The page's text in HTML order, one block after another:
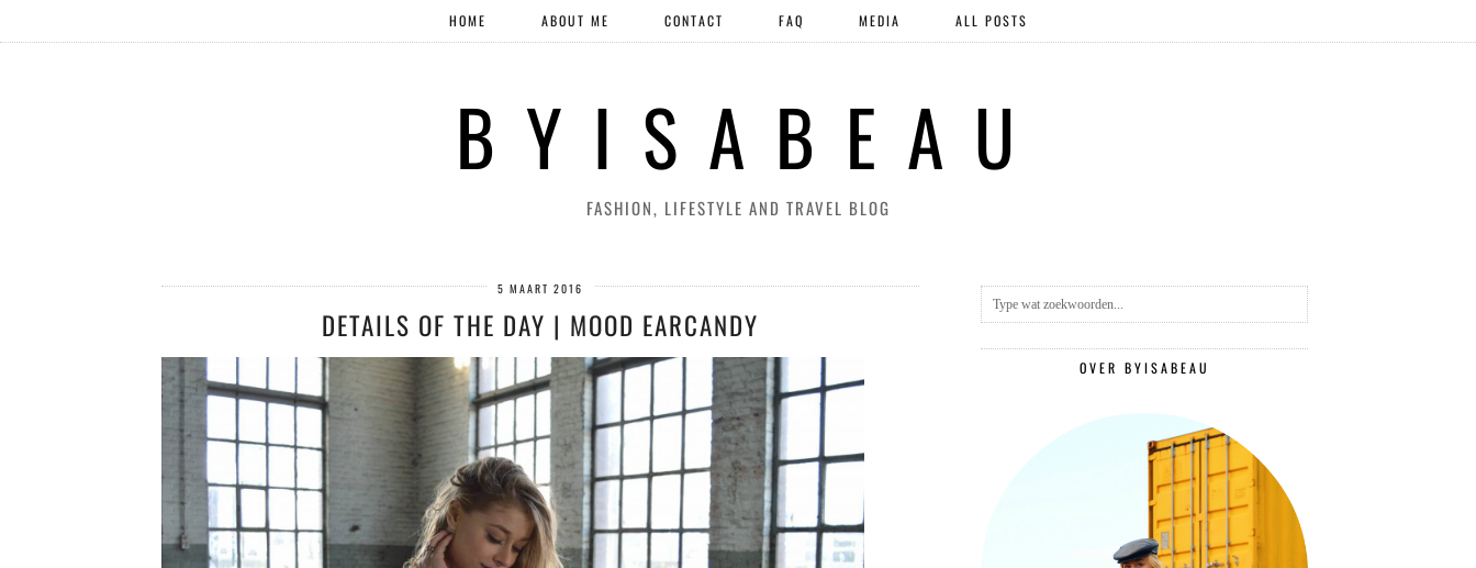
B Y I S A B E A U
FASHION, LIFESTYLE AND TRAVEL BLOG
HOME ABOUT ME CONTACT FAQ MEDIA ALL POSTS
5 MAART 2016
DETAILS OF THE DAY | MOOD EARCANDY
OVER BYISABEAU